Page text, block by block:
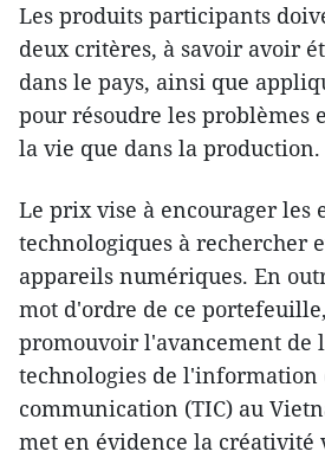
Les produits participants
deux critères, à savoir avoir
dans le pays, ainsi que
pour résoudre les problèmes
la vie que dans la production.
Le prix vise à encourager les
technologiques à rechercher
appareils numériques. En
mot d'ordre de ce
promouvoir l'avancement de
technologies de l'information
communication (TIC) au
met en évidence la créativité